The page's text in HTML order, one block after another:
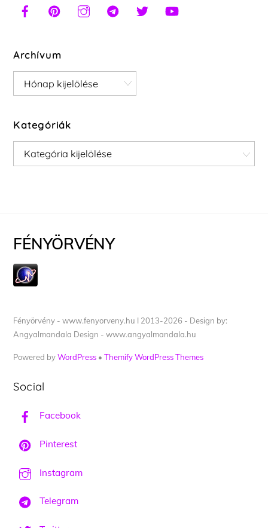
Archívum
Archívum
Kategóriák
Kategóriák
FÉNYÖRVÉNY
Fényörvény - www.fenyorveny.hu I 2013-2026 - Design by:
Angyalmandala Design - www.angyalmandala.hu
Powered byWordPress •Themify WordPress Themes
Social
Facebook
Pinterest
Instagram
Telegram